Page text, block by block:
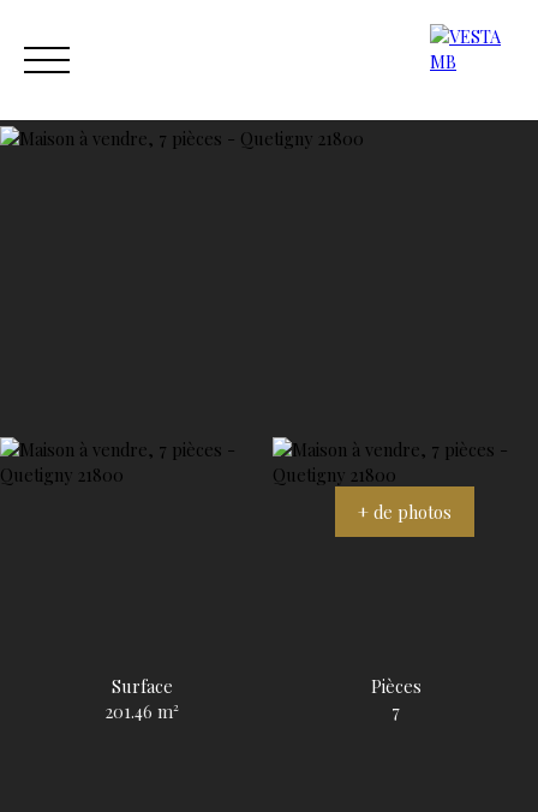
+ de photos
Surface
201.46m²
Pièces
7